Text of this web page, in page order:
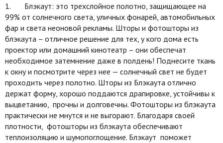
1. Блэкаут: это трехслойное полотно, защищающее на
99% от солнечного света, уличных фонарей, автомобильных
фар и света неоновой рекламы. Шторы и фотошторы из
блэкаута – отличное решение для тех, у кого дома есть
проектор или домашний кинотеатр – они обеспечат
необходимое затемнение даже в полдень! Поднесите ткань
к окну и посмотрите через нее — солнечный свет не будет
проходить через полотно. Шторы из Блэкаута отлично
держат форму, хорошо поддаются драпировке, устойчивы к
выцветанию, прочны и долговечны. Фотошторы из блэкаута
практически не мнутся и не выгорают. Благодаря своей
плотности, фотошторы из блэкаута обеспечивают
теплоизоляцию и шумопоглощение. Блэкаут поможет